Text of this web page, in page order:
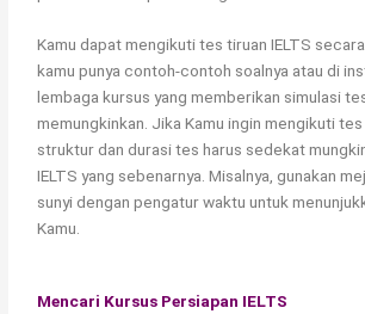
Kamu dapat mengikuti tes tiruan IELTS
kamu punya contoh-contoh soalnya atau di
lembaga kursus yang memberikan simulasi
memungkinkan. Jika Kamu ingin mengikuti
struktur dan durasi tes harus sedekat
IELTS yang sebenarnya. Misalnya, gunakan
sunyi dengan pengatur waktu untuk
Kamu.
Mencari Kursus Persiapan IELTS